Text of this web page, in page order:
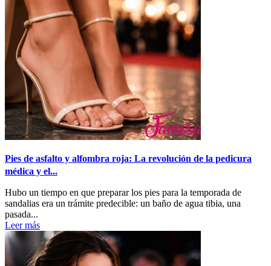
Pies de asfalto y alfombra roja: La revolución de la pedicura
médica y el...
Hubo un tiempo en que preparar los pies para la temporada de
sandalias era un trámite predecible: un baño de agua tibia, una
pasada...
Leer más